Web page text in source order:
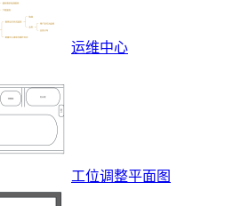
运维中心
工位调整平面图